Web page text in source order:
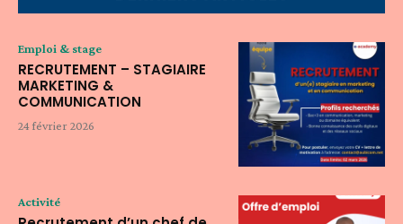
Emploi & stage
RECRUTEMENT – STAGIAIRE
MARKETING &
COMMUNICATION
24 février 2026
Activité